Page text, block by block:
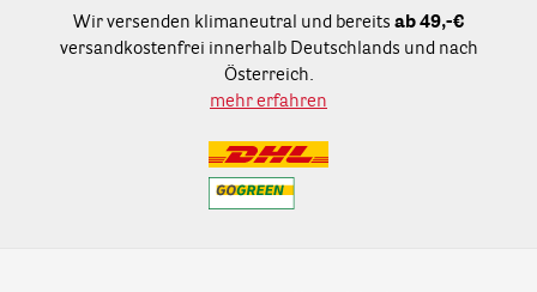
Wir versenden klimaneutral und bereits ab 49,-€
versandkostenfrei innerhalb Deutschlands und nach
Österreich.
mehr erfahren